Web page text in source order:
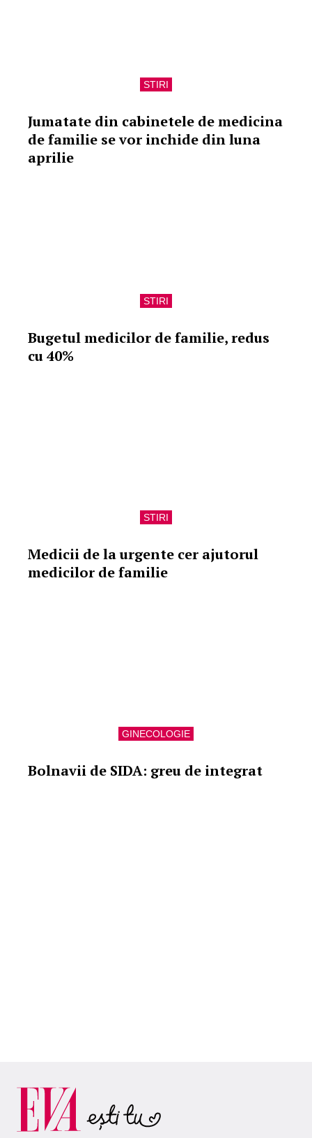
STIRI
Jumatate din cabinetele de medicina
de familie se vor inchide din luna
aprilie
STIRI
Bugetul medicilor de familie, redus
cu 40%
STIRI
Medicii de la urgente cer ajutorul
medicilor de familie
GINECOLOGIE
Bolnavii de SIDA: greu de integrat